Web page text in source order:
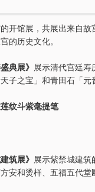
开馆展，共展出来自故
的历史文化。
典展》 展示清代宫廷寿
子之宝」和青田石「元
纹斗紫毫提笔
筑展》 展示紫禁城建筑
安和烫样、五福五代